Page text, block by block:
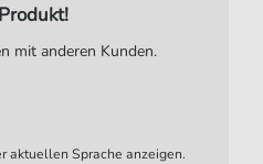
mit anderen Kunden.
aktuellen Sprache anzeigen.